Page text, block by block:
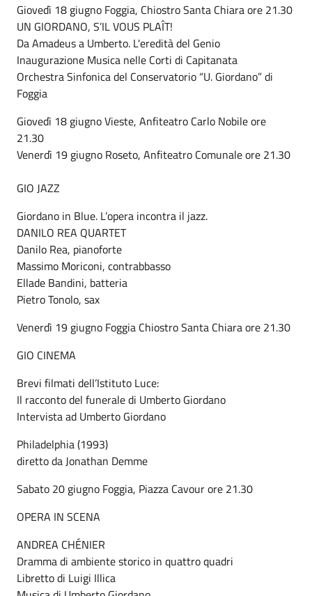
Giovedì 18 giugno Foggia, Chiostro Santa Chiara ore 21.30
UN GIORDANO, S’IL VOUS PLAÎT!
Da Amadeus a Umberto. L'eredità del Genio
Inaugurazione Musica nelle Corti di Capitanata
Orchestra Sinfonica del Conservatorio “U. Giordano” di
Foggia
Giovedì 18 giugno Vieste, Anfiteatro Carlo Nobile ore
21.30
Venerdì 19 giugno Roseto, Anfiteatro Comunale ore 21.30
GIO JAZZ
Giordano in Blue. L’opera incontra il jazz.
DANILO REA QUARTET
Danilo Rea, pianoforte
Massimo Moriconi, contrabbasso
Ellade Bandini, batteria
Pietro Tonolo, sax
Venerdì 19 giugno Foggia Chiostro Santa Chiara ore 21.30
GIO CINEMA
Brevi filmati dell’Istituto Luce:
Il racconto del funerale di Umberto Giordano
Intervista ad Umberto Giordano
Philadelphia (1993)
diretto da Jonathan Demme
Sabato 20 giugno Foggia, Piazza Cavour ore 21.30
OPERA IN SCENA
ANDREA CHÉNIER
Dramma di ambiente storico in quattro quadri
Libretto di Luigi Illica